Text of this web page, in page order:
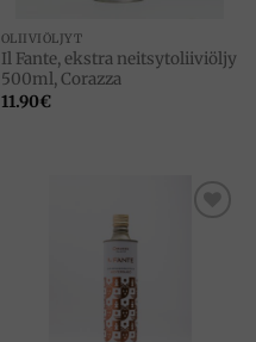
OLIIVIÖLJYT
Il Fante, ekstra neitsytoliiviöljy
500ml, Corazza
11.90€